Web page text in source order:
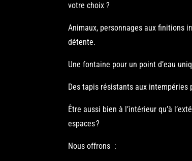
votre choix ?
Animaux, personnages aux finitions
détente.
Une fontaine pour un point d’eau
Des tapis résistants aux intempéries
Être aussi bien à l’intérieur qu’à
espaces ?
Nous offrons :